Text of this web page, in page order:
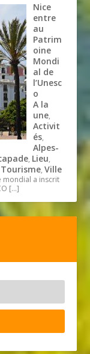
Nice
entre
au
Patrim
oine
Mondi
al de
l’Unesc
o
A la
une,
Activit
és,
Alpes-
, Lieu,
Tourisme,Ville
mondial a inscrit
[…]